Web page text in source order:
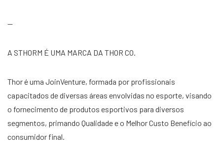
—
A STHORM É UMA MARCA DA THOR CO.
Thor é uma JoinVenture, formada por profissionais
capacitados de diversas áreas envolvidas no esporte, visando
o fornecimento de produtos esportivos para diversos
segmentos, primando Qualidade e o Melhor Custo Benefício ao
consumidor final.